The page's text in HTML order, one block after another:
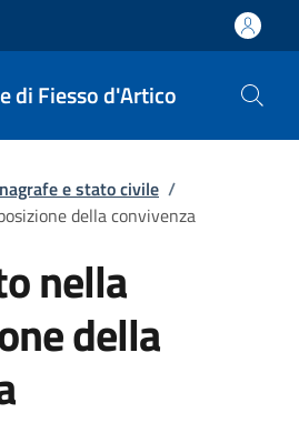
di Fiesso d'Artico
e stato civile /
della convivenza
nella
della